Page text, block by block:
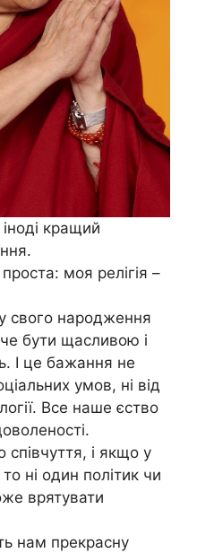
кращий
моя релігія –
свого народження
бути щасливою і
І це бажання не
умов, ні від
Все наше єство
співчуття, і якщо у
ні один політик чи
врятувати
нам прекрасну